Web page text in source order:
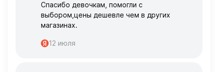
Спасибо девочкам, помогли с
выбором,цены дешевле чем в других
магазинах.
12 июля